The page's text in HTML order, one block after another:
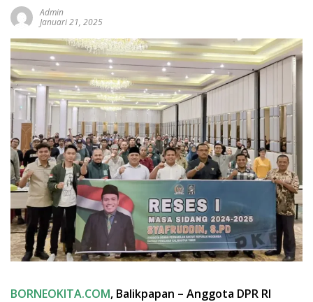
Admin
Januari 21, 2025
BORNEOKITA.COM, Balikpapan – Anggota DPR RI